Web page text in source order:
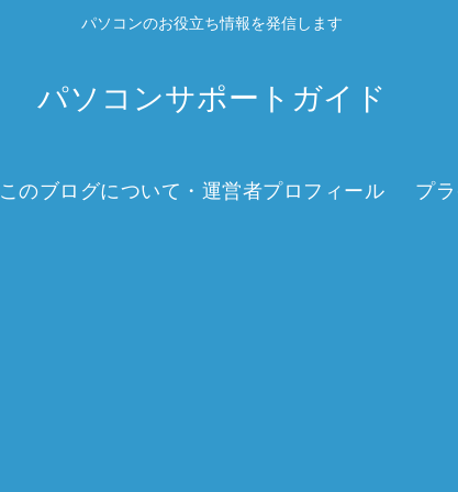
パソコンのお役立ち情報を発信します
パソコンサポートガイド
このブログについて・運営者プロフィール プ